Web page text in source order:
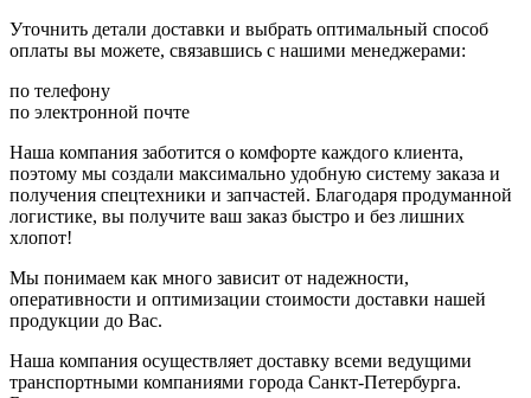
Уточнить детали доставки и выбрать оптимальный способ
оплаты вы можете, связавшись с нашими менеджерами:
по телефону
по электронной почте
Наша компания заботится о комфорте каждого клиента,
поэтому мы создали максимально удобную систему заказа и
получения спецтехники и запчастей. Благодаря продуманной
логистике, вы получите ваш заказ быстро и без лишних
хлопот!
Мы понимаем как много зависит от надежности,
оперативности и оптимизации стоимости доставки нашей
продукции до Вас.
Наша компания осуществляет доставку всеми ведущими
транспортными компаниями города Санкт-Петербурга.